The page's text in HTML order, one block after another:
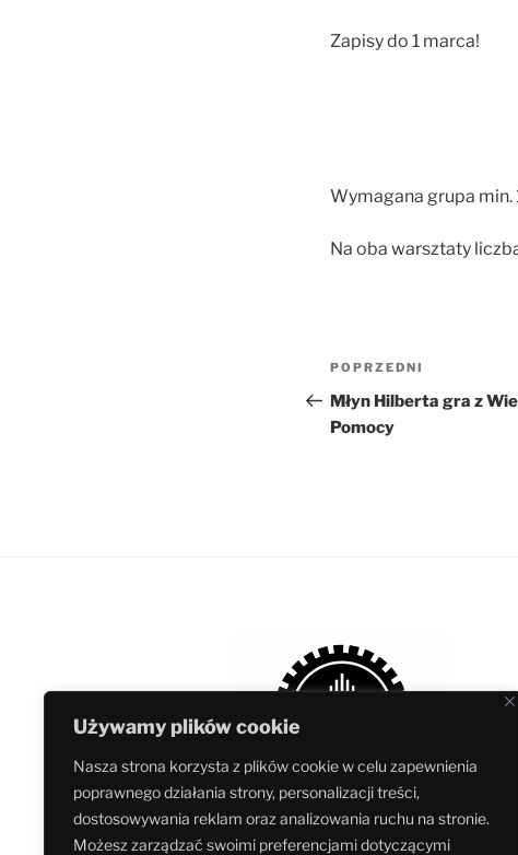
Używamy plików cookie
Nasza strona korzysta z plików cookie w celu zapewnienia
poprawnego działania strony, personalizacji treści,
dostosowywania reklam oraz analizowania ruchu na stronie.
Możesz zarządzać swoimi preferencjami dotyczącymi
Zapisy do 1 marca!
Wymagana grupa min.
Na oba warsztaty
Nawigacja
wpisu
Poprzedni
wpis
POPRZEDNI
Młyn Hilberta gra z
Pomocy